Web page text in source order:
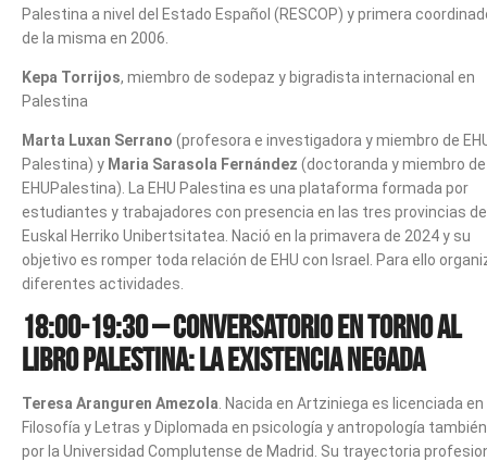
Palestina a nivel del Estado Español (RESCOP) y primera
de la misma en 2006.
Kepa Torrijos, miembro de sodepaz y bigradista internacional en
Palestina
Marta Luxan Serrano (profesora e investigadora y miembro de
Palestina) y Maria Sarasola Fernández (doctoranda y miembro de
EHUPalestina). La EHU Palestina es una plataforma formada por
estudiantes y trabajadores con presencia en las tres provincias de
Euskal Herriko Unibertsitatea. Nació en la primavera de 2024 y su
objetivo es romper toda relación de EHU con Israel. Para ello
diferentes actividades.
18:00-19:30 – Conversatorio en torno al
libro Palestina: la Existencia negada
Teresa Aranguren Amezola . Nacida en Artziniega es licenciada en
Filosofía y Letras y Diplomada en psicología y antropología también
por la Universidad Complutense de Madrid. Su trayectoria